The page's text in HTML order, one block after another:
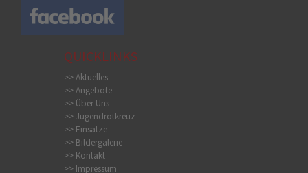
QUICKLINKS
>> Aktuelles
>> Angebote
>> Über Uns
>> Jugendrotkreuz
>> Einsätze
>> Bildergalerie
>> Kontakt
>> Impressum